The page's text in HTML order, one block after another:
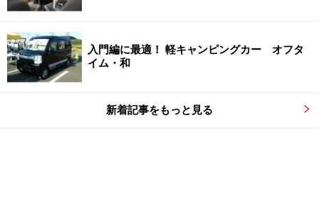
入門編に最適！ 軽キャンピングカー オフタ
イム・和
新着記事をもっと見る